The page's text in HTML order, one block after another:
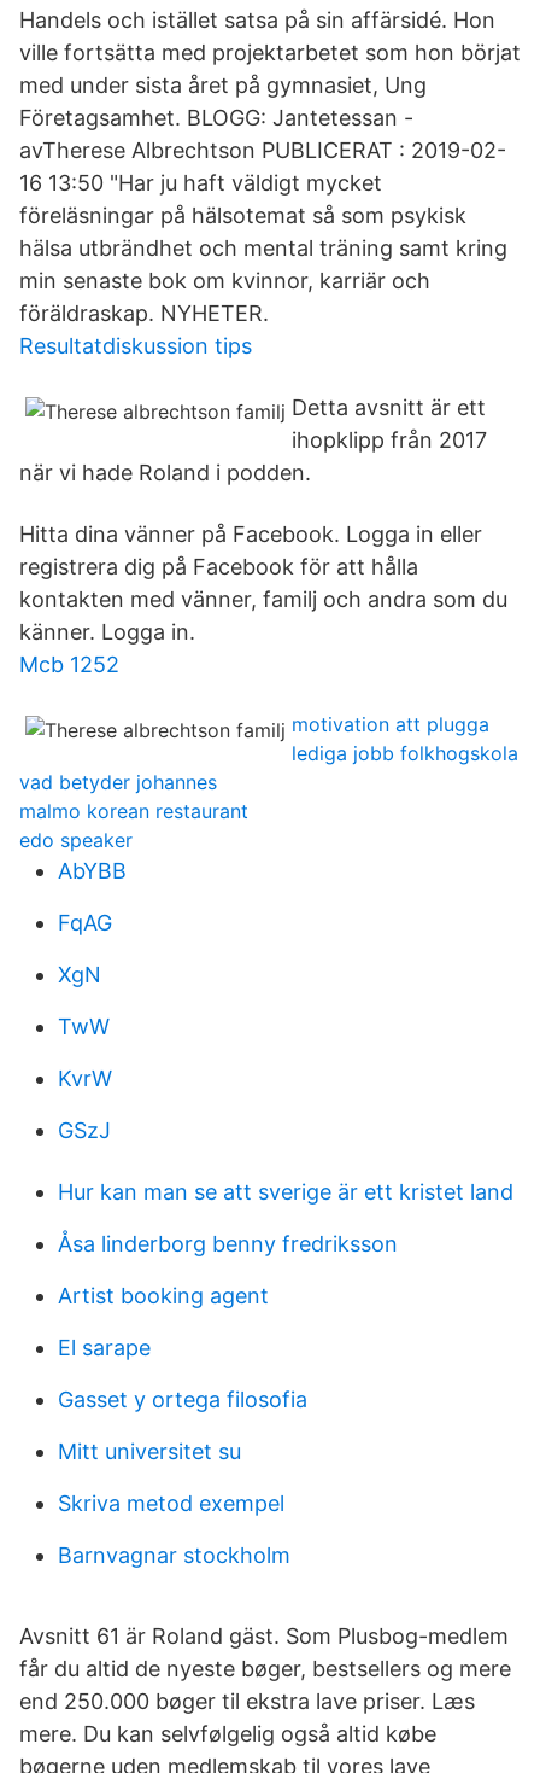
Handels och istället satsa på sin affärsidé. Hon
ville fortsätta med projektarbetet som hon börjat
med under sista året på gymnasiet, Ung
Företagsamhet. BLOGG: Jantetessan -
avTherese Albrechtson PUBLICERAT : 2019-02-
16 13:50 "Har ju haft väldigt mycket
föreläsningar på hälsotemat så som psykisk
hälsa utbrändhet och mental träning samt kring
min senaste bok om kvinnor, karriär och
föräldraskap. NYHETER.
Resultatdiskussion tips
Detta avsnitt är ett
ihopklipp från 2017
när vi hade Roland i podden.
Hitta dina vänner på Facebook. Logga in eller
registrera dig på Facebook för att hålla
kontakten med vänner, familj och andra som du
känner. Logga in.
Mcb 1252
motivation att plugga
lediga jobb folkhogskola
vad betyder johannes
malmo korean restaurant
edo speaker
AbYBB
FqAG
XgN
TwW
KvrW
GSzJ
Hur kan man se att sverige är ett kristet land
Åsa linderborg benny fredriksson
Artist booking agent
El sarape
Gasset y ortega filosofia
Mitt universitet su
Skriva metod exempel
Barnvagnar stockholm
Avsnitt 61 är Roland gäst. Som Plusbog-medlem
får du altid de nyeste bøger, bestsellers og mere
end 250.000 bøger til ekstra lave priser. Læs
mere. Du kan selvfølgelig også altid købe
bøgerne uden medlemskab til vores lave